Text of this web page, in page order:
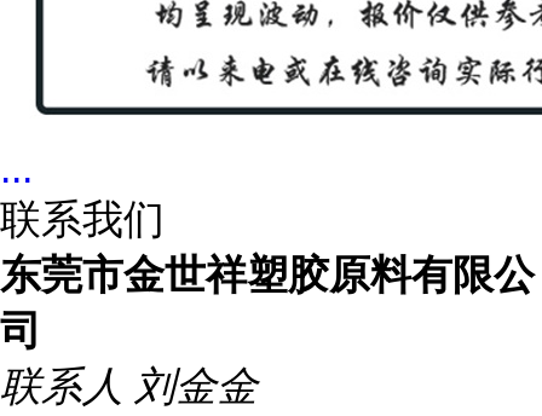
...
联系我们
东莞市金世祥塑胶原料有限公
司
联系人 刘金金